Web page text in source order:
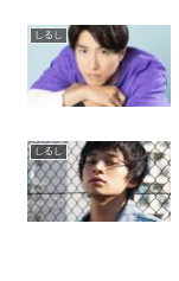
しるし
しるし